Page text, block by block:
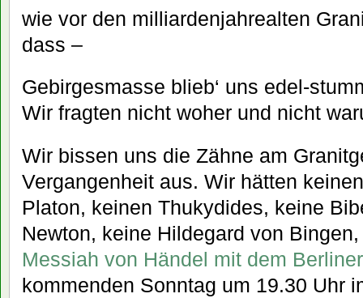
wie vor den milliardenjahrealten
dass –
Gebirgesmasse blieb‘ uns edel-
Wir fragten nicht woher und nicht
Wir bissen uns die Zähne am
Vergangenheit aus. Wir hätten
Platon, keinen Thukydides, keine
Newton, keine Hildegard von
Messiah von Händel mit dem
kommenden Sonntag um 19.30 Uhr